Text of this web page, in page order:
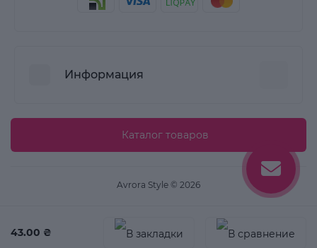
43.00 ₴
Информация
Пользовательское соглашение
Производители
Каталог товаров
Avrora Style © 2026